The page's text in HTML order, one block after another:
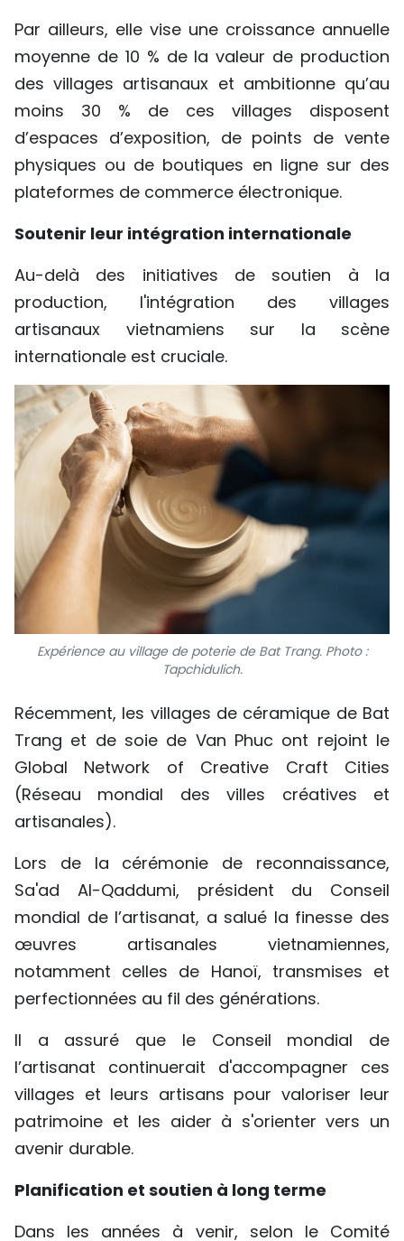
Par ailleurs, elle vise une croissance annuelle
moyenne de 10 % de la valeur de production
des villages artisanaux et ambitionne qu’au
moins 30 % de ces villages disposent
d’espaces d’exposition, de points de vente
physiques ou de boutiques en ligne sur des
plateformes de commerce électronique.
Soutenir leur intégration internationale
Au-delà des initiatives de soutien à la
production, l'intégration des villages
artisanaux vietnamiens sur la scène
internationale est cruciale.
Expérience au village de poterie de Bat Trang. Photo :
Tapchidulich.
Récemment, les villages de céramique de Bat
Trang et de soie de Van Phuc ont rejoint le
Global Network of Creative Craft Cities
(Réseau mondial des villes créatives et
artisanales).
Lors de la cérémonie de reconnaissance,
Sa'ad Al-Qaddumi, président du Conseil
mondial de l’artisanat, a salué la finesse des
œuvres artisanales vietnamiennes,
notamment celles de Hanoï, transmises et
perfectionnées au fil des générations.
Il a assuré que le Conseil mondial de
l’artisanat continuerait d'accompagner ces
villages et leurs artisans pour valoriser leur
patrimoine et les aider à s'orienter vers un
avenir durable.
Planification et soutien à long terme
Dans les années à venir, selon le Comité